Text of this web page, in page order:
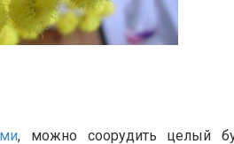
, можно соорудить целый